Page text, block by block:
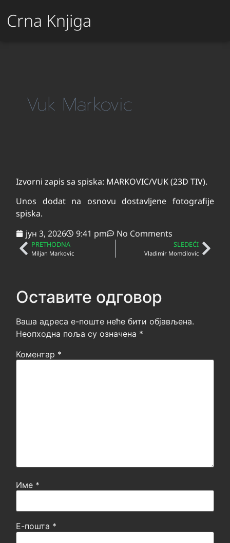
Crna Knjiga
Vuk Markovic
Izvorni zapis sa spiska: MARKOVIC/VUK (23D TIV).
Unos dodat na osnovu dostavljene fotografije
spiska.
јун 3, 2026
9:41 pm No Comments
PRETHODNA
Miljan Markovic
SLEDEĆI
Vladimir Momcilovic
Оставите одговор
Ваша адреса е-поште неће бити објављена.
Неопходна поља су означена *
Коментар *
Име *
Е-пошта *